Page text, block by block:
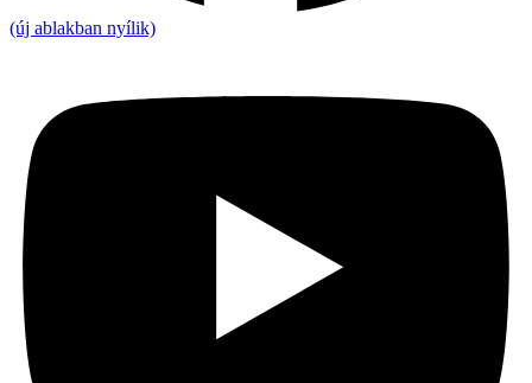
(új ablakban nyílik)